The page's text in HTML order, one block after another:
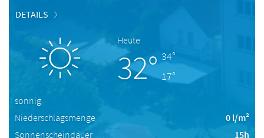
DETAILS
Heute
32° 34°
17°
sonnig
Niederschlagsmenge
0 l/m²
Sonnenscheindauer
15h